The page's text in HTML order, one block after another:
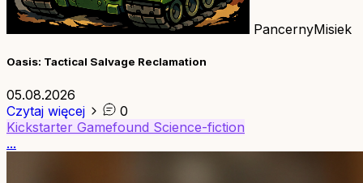
PancernyMisiek
Oasis: Tactical Salvage Reclamation
05.08.2026
Czytaj więcej
0
Kickstarter Gamefound Science-fiction
...